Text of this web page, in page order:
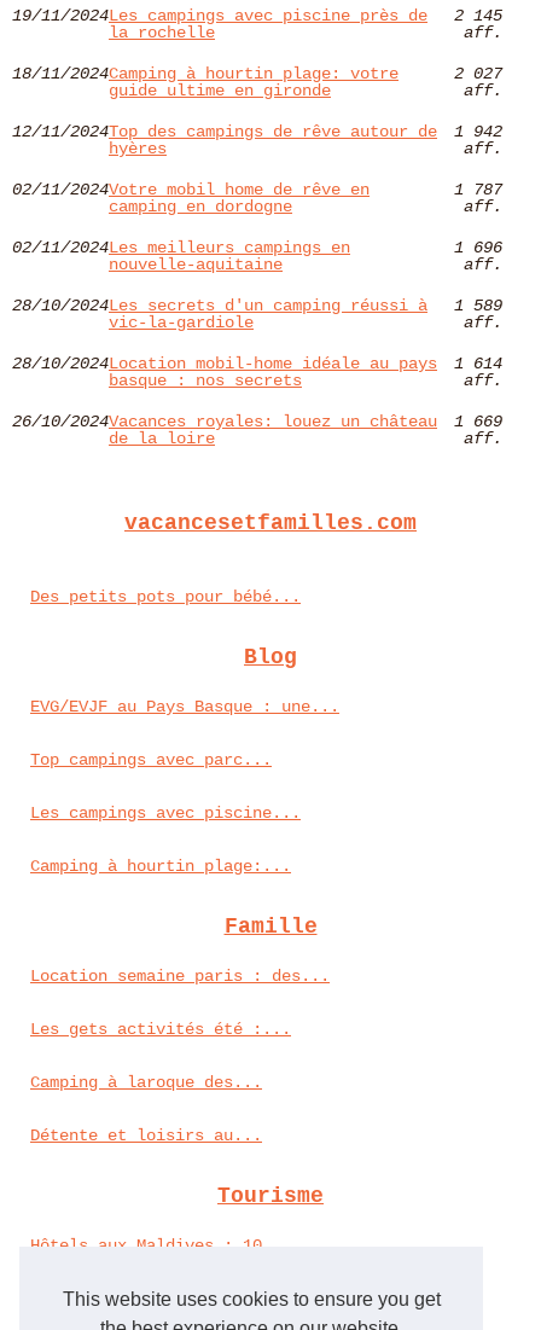
This website uses cookies to ensure you get
19/11/2024Les campings avec piscine près de
la rochelle
2 145
aff.
18/11/2024Camping à hourtin plage: votre
guide ultime en gironde
2 027
aff.
12/11/2024Top des campings de rêve autour de
hyères​
1 942
aff.
02/11/2024Votre mobil home de rêve en
camping en dordogne
1 787
aff.
02/11/2024Les meilleurs campings en
nouvelle-aquitaine
1 696
aff.
28/10/2024Les secrets d'un camping réussi à
vic-la-gardiole
1 589
aff.
28/10/2024Location mobil-home idéale au pays
basque : nos secrets
1 614
aff.
26/10/2024Vacances royales: louez un château
de la loire
1 669
aff.
vacancesetfamilles.com
Des petits pots pour bébé...
Blog
EVG/EVJF au Pays Basque : une...
Top campings avec parc...
Les campings avec piscine...
Camping à hourtin plage:...
Famille
Location semaine paris : des...
Les gets activités été :...
Camping à laroque des...
Détente et loisirs au...
Tourisme
Hôtels aux Maldives : 10...
Seychelles : le guide...